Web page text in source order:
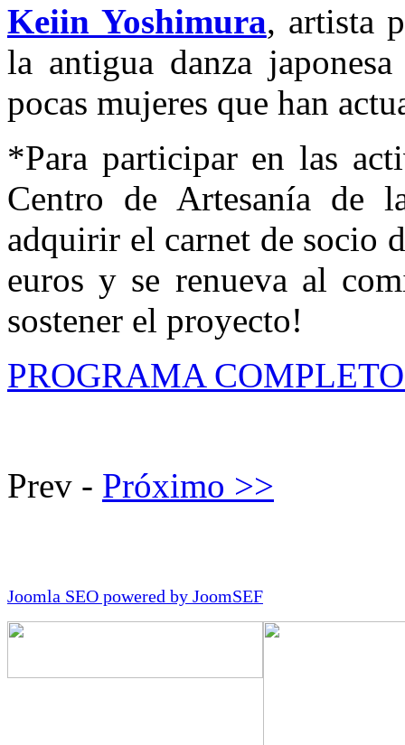
Keiin Yoshimura, artista
la antigua danza
pocas mujeres que han
*Para participar en las
Centro de Artesanía de
adquirir el carnet de socio
euros y se renueva al
sostener el proyecto!
PROGRAMA
Prev - Próximo >>
Joomla SEO powered by JoomSEF